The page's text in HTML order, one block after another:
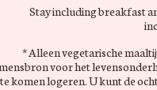
Stay including breakfast
* Alleen vegetarische
voor het
te komen logeren. U kunt de